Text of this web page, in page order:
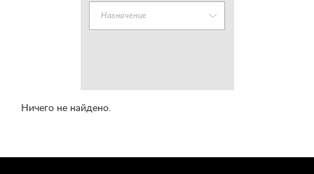
Назначение
Ничего не найдено.